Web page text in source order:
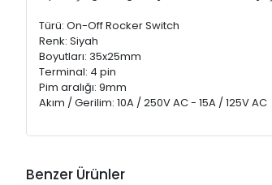
Türü: On-Off Rocker Switch
Renk: Siyah
Boyutları: 35x25mm
Terminal: 4 pin
Pim aralığı: 9mm
Akım / Gerilim: 10A / 250V AC - 15A / 125V AC
Benzer Ürünler